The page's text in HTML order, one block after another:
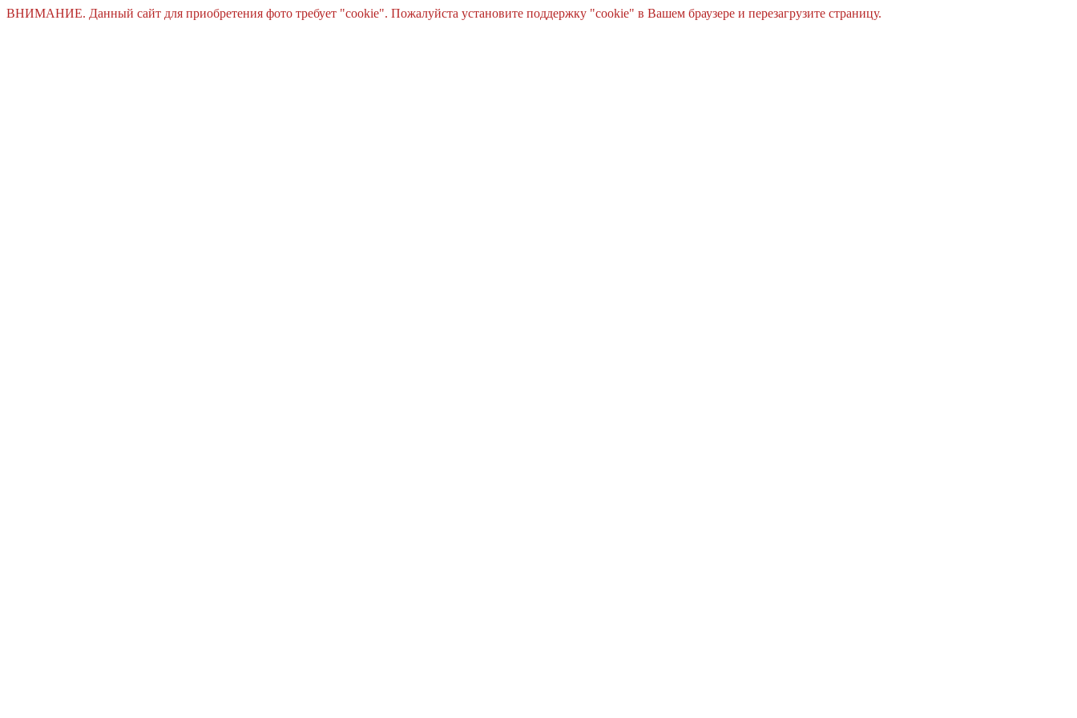
ВНИМАНИЕ. Данный сайт для приобретения фото требует "cookie". Пожалуйста установите поддержку "cookie" в Вашем браузере и перезагрузите страницу.